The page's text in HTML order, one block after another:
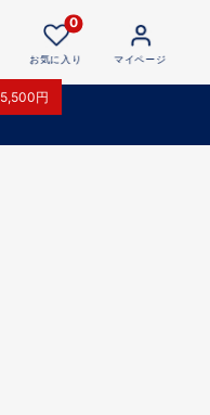
5,500円
0
お気に入り マイページ